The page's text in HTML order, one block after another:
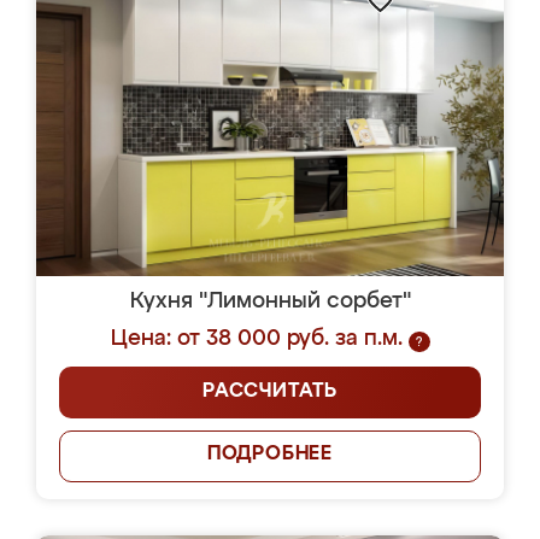
Кухня "Лимонный сорбет"
Цена: от 38 000 руб. за п.м.
?
РАССЧИТАТЬ
ПОДРОБНЕЕ